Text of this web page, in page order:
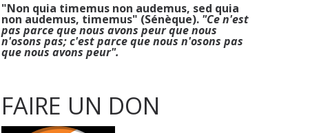
"Non quia timemus non audemus, sed quia
non audemus, timemus" (Sénèque). "Ce n'est
pas parce que nous avons peur que nous
n'osons pas; c'est parce que nous n'osons pas
que nous avons peur".
FAIRE UN DON